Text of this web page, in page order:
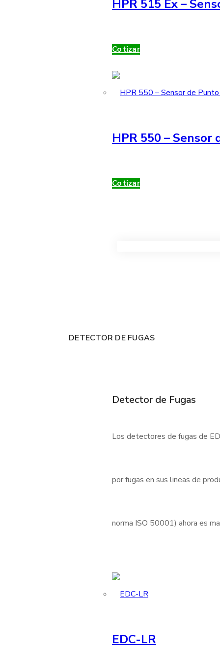
HPR 515 Ex –
Cotizar
HPR 550 – Sensor
Cotizar
DETECTOR DE FUGAS
Detector de Fugas
Los detectores de fugas de
por fugas en sus lineas de
norma ISO 50001) ahora es
EDC-LR